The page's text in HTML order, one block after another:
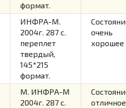
формат.
ИНФРА-М.
2004г. 287 c.
переплет
твердый,
145*215
формат.
очень
хорошее
М. ИНФРА-М
2004г. 287 с.
отличное